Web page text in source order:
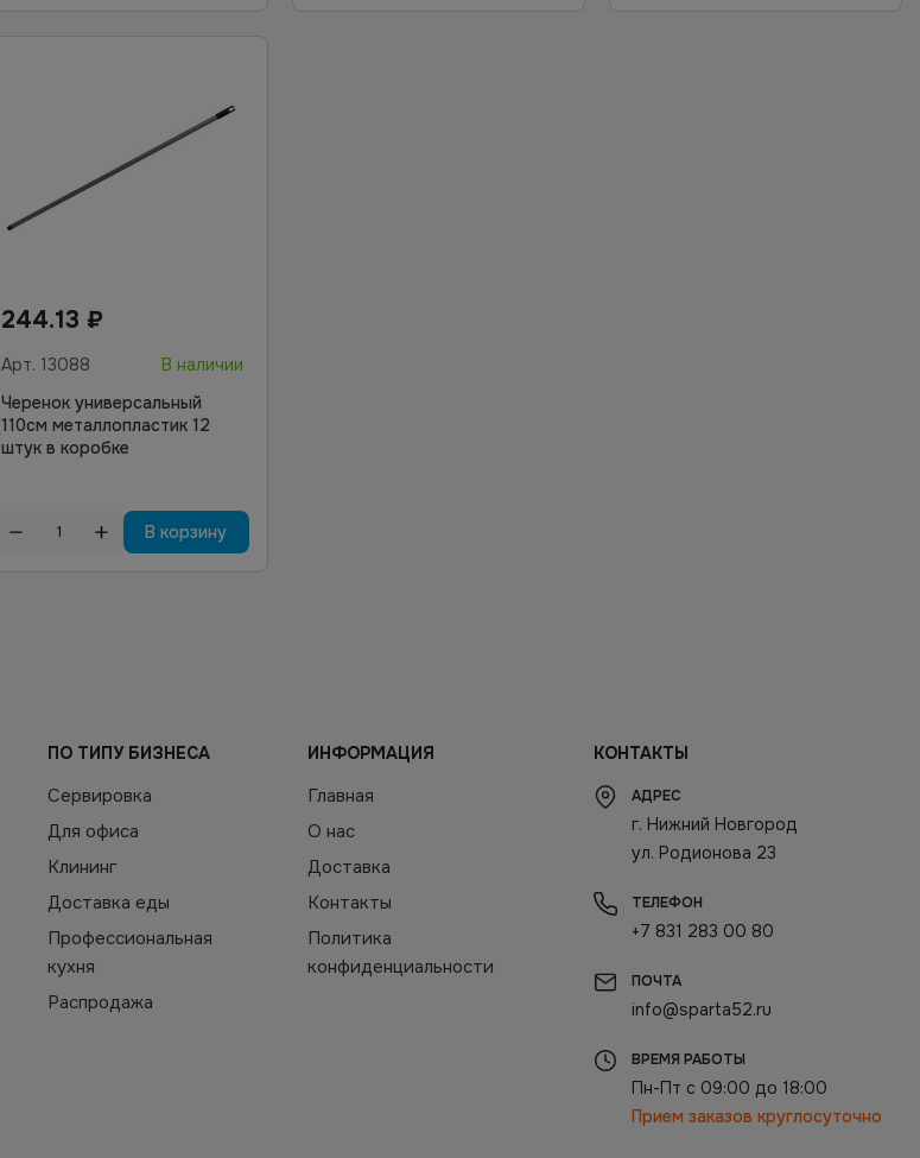
244.13 ₽
Арт. 13088
В наличии
Черенок универсальный
110см металлопластик 12
штук в коробке
В корзину
ПО ТИПУ БИЗНЕСА
Сервировка
Для офиса
Клининг
Доставка еды
Профессиональная
кухня
Распродажа
ИНФОРМАЦИЯ
Главная
О нас
Доставка
Контакты
Политика
конфиденциальности
КОНТАКТЫ
АДРЕС
г. Нижний Новгород
ул. Родионова 23
ТЕЛЕФОН
+7 831 283 00 80
ПОЧТА
info@sparta52.ru
ВРЕМЯ РАБОТЫ
Пн-Пт с 09:00 до 18:00
Прием заказов круглосуточно